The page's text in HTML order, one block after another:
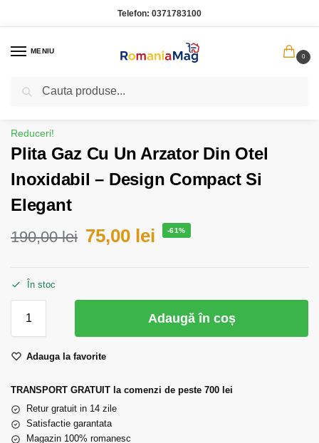
Telefon: 0371783100
MENIU
0
Prima pagină / Bucatarie
Reduceri!
Plita Gaz Cu Un Arzator Din Otel
Inoxidabil – Design Compact Si
Elegant
190,00lei 75,00 lei -61%
În stoc
Adaugă în coș
Adauga la favorite
TRANSPORT GRATUIT la comenzi de peste 700 lei
Retur gratuit in 14 zile
Satisfactie garantata
Magazin 100% romanesc